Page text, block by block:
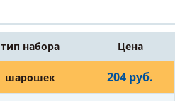
тип набора Цена
шарошек 204 руб.